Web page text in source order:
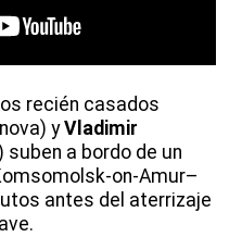
recién casados
yVladimir
a bordo de un
on-Amur–
antes del aterrizaje